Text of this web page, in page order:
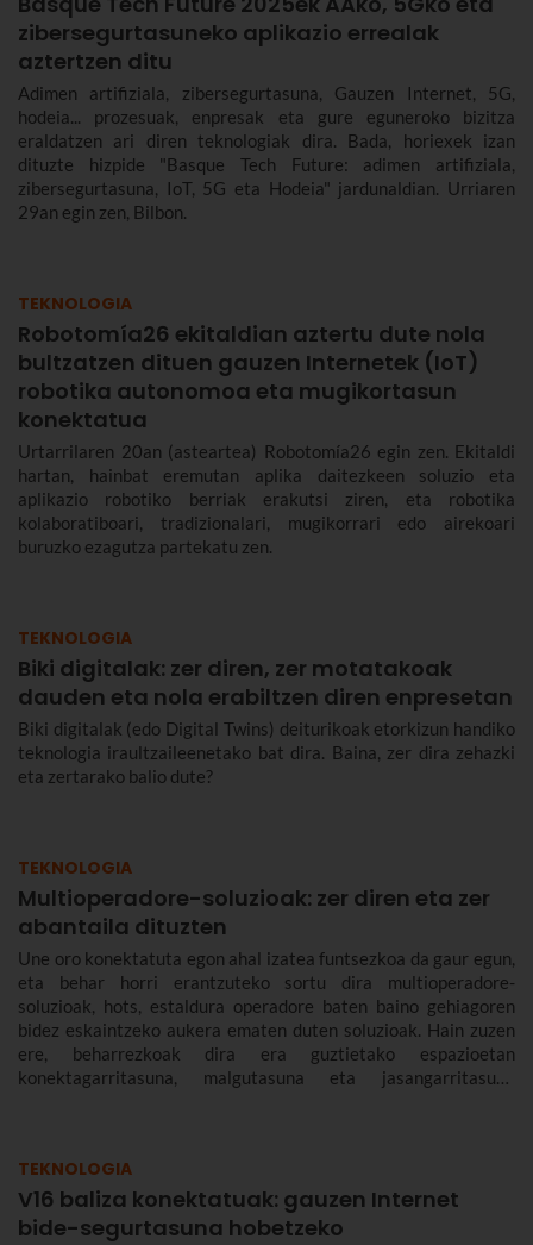
zibersegurtasuneko aplikazio errealak
aztertzen ditu
Adimen artifiziala, zibersegurtasuna, Gauzen Internet, 5G,
hodeia... prozesuak, enpresak eta gure eguneroko bizitza
eraldatzen ari diren teknologiak dira. Bada, horiexek izan
dituzte hizpide "Basque Tech Future: adimen artifiziala,
zibersegurtasuna, IoT, 5G eta Hodeia" jardunaldian. Urriaren
29an egin zen, Bilbon.
TEKNOLOGIA
Robotomía26 ekitaldian aztertu dute nola
bultzatzen dituen gauzen Internetek (IoT)
robotika autonomoa eta mugikortasun
konektatua
Urtarrilaren 20an (asteartea) Robotomía26 egin zen. Ekitaldi
hartan, hainbat eremutan aplika daitezkeen soluzio eta
aplikazio robotiko berriak erakutsi ziren, eta robotika
kolaboratiboari, tradizionalari, mugikorrari edo airekoari
buruzko ezagutza partekatu zen.
TEKNOLOGIA
Biki digitalak: zer diren, zer motatakoak
dauden eta nola erabiltzen diren enpresetan
Biki digitalak (edo Digital Twins) deiturikoak etorkizun handiko
teknologia iraultzaileenetako bat dira. Baina, zer dira zehazki
eta zertarako balio dute?
TEKNOLOGIA
Multioperadore-soluzioak: zer diren eta zer
abantaila dituzten
Une oro konektatuta egon ahal izatea funtsezkoa da gaur egun,
eta behar horri erantzuteko sortu dira multioperadore-
soluzioak, hots, estaldura operadore baten baino gehiagoren
bidez eskaintzeko aukera ematen duten soluzioak. Hain zuzen
ere, beharrezkoak dira era guztietako espazioetan
konektagarritasuna, malgutasuna eta jasangarritasuna
TEKNOLOGIA
V16 baliza konektatuak: gauzen Internet
bide-segurtasuna hobetzeko